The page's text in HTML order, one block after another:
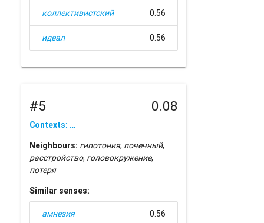
коллективистский 0.56
идеал 0.56
#5 0.08
Contexts: …
Neighbours: гипотония, почечный,
расстройство, головокружение,
потеря
Similar senses:
амнезия 0.56